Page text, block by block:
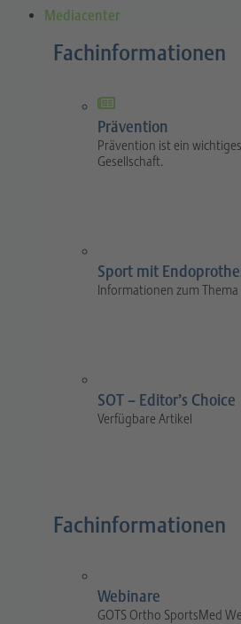
Mediacenter
Fachinformationen
Prävention
Prävention ist ein
Gesellschaft.
Sport mit
Informationen zum Thema
SOT – Editor’s Choice
Verfügbare Artikel
Fachinformationen
Webinare
GOTS Ortho SportsMed